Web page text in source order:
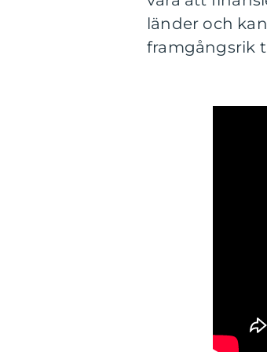
länder och
framgångsrik